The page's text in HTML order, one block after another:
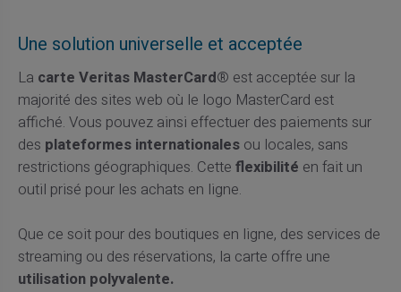
Une solution universelle et acceptée
La carte Veritas MasterCard® est acceptée sur la
majorité des sites web où le logo MasterCard est
affiché. Vous pouvez ainsi effectuer des paiements sur
des plateformes internationalesou locales, sans
restrictions géographiques. Cette flexibilité en fait un
outil prisé pour les achats en ligne.
Que ce soit pour des boutiques en ligne, des services de
streaming ou des réservations, la carte offre une
utilisation polyvalente.